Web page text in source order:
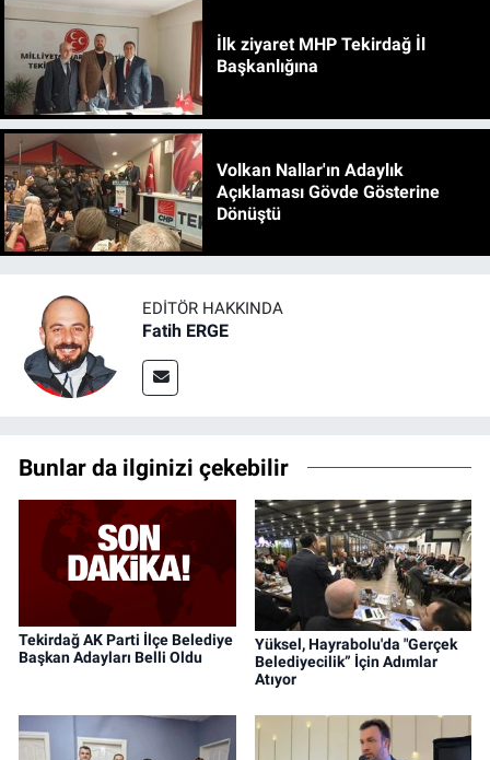
İlk ziyaret MHP Tekirdağ İl
Başkanlığına
Volkan Nallar'ın Adaylık
Açıklaması Gövde Gösterine
Dönüştü
EDITÖR HAKKINDA
Fatih ERGE
Bunlar da ilginizi çekebilir
Tekirdağ AK Parti İlçe Belediye
Başkan Adayları Belli Oldu
Yüksel, Hayrabolu'da "Gerçek
Belediyecilik” İçin Adımlar
Atıyor